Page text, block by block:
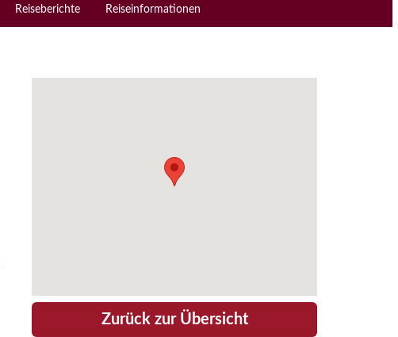
Reiseberichte Reiseinformationen
Zurück zur Übersicht